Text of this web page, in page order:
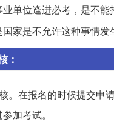
单位逢进必考，是不
家是不允许这种事情
：
。在报名的时候提交申
加考试。